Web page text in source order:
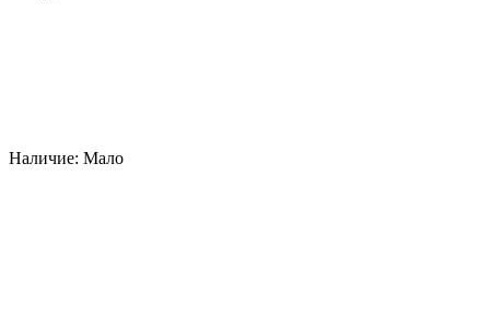
Наличие: Мало